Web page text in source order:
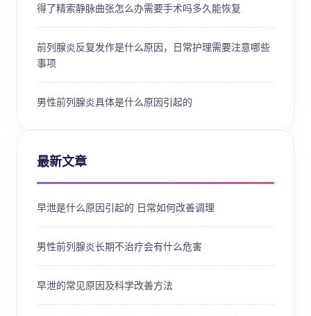
得了精索静脉曲张怎么办需要手术吗多久能恢复
前列腺炎反复发作是什么原因，日常护理需要注意哪些
事项
男性前列腺炎具体是什么原因引起的
最新文章
早泄是什么原因引起的 日常如何改善调理
男性前列腺炎长期不治疗会有什么危害
早泄的常见原因及科学改善方法